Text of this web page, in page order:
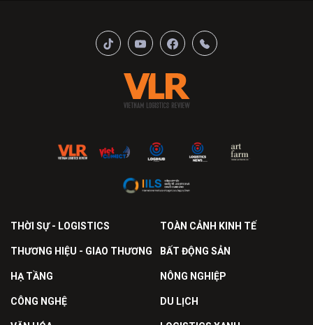
THỜI SỰ - LOGISTICS TOÀN CẢNH KINH TẾ
THƯƠNG HIỆU - GIAO THƯƠNG BẤT ĐỘNG SẢN
HẠ TẦNG NÔNG NGHIỆP
CÔNG NGHỆ DU LỊCH